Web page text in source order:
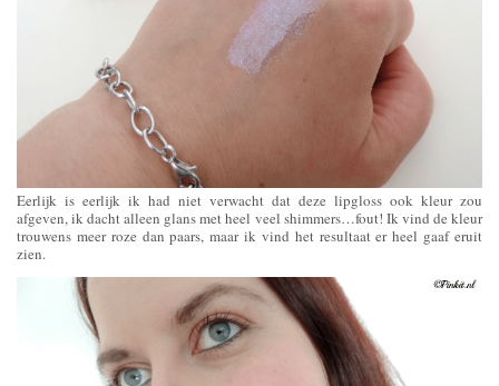
Eerlijk is eerlijk ik had niet verwacht dat deze lipgloss ook kleur zou
afgeven, ik dacht alleen glans met heel veel shimmers…fout! Ik vind de kleur
trouwens meer roze dan paars, maar ik vind het resultaat er heel gaaf eruit
zien.